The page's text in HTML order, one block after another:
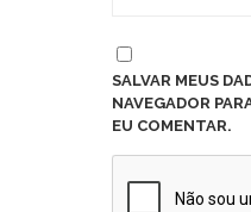
SALVAR MEUS
NAVEGADOR
EU COMENTAR.